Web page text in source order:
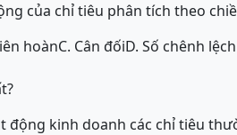
của chỉ tiêu phân tích theo
hoànC. Cân đốiD. Số chênh lệch
động kinh doanh các chỉ tiêu